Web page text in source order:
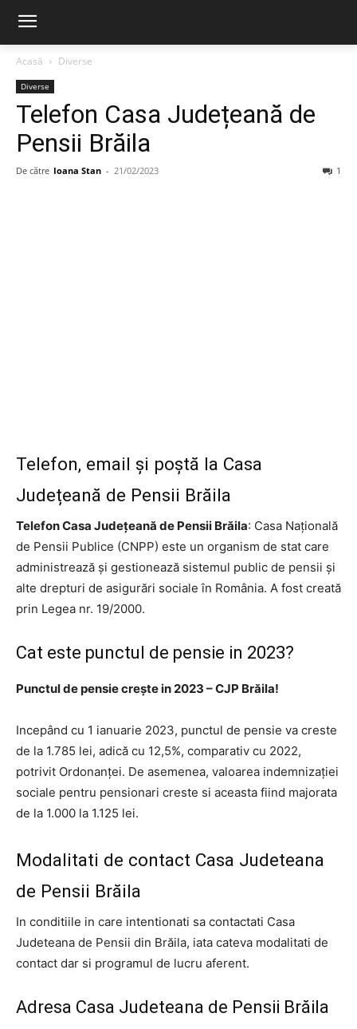
Acasă Diverse
Diverse
Telefon Casa Județeană de
Pensii Brăila
De către Ioana Stan - 21/02/2023 1
Telefon, email și poștă la Casa
Județeană de Pensii Brăila
Telefon Casa Județeană de Pensii Brăila: Casa Națională
de Pensii Publice (CNPP) este un organism de stat care
administrează și gestionează sistemul public de pensii și
alte drepturi de asigurări sociale în România. A fost creată
prin Legea nr. 19/2000.
Cat este punctul de pensie in 2023?
Punctul de pensie crește in 2023 – CJP Brăila!
Incepând cu 1 ianuarie 2023, punctul de pensie va creste
de la 1.785 lei, adică cu 12,5%, comparativ cu 2022,
potrivit Ordonanței. De asemenea, valoarea indemnizației
sociale pentru pensionari creste si aceasta fiind majorata
de la 1.000 la 1.125 lei.
Modalitati de contact Casa Judeteana
de Pensii Brăila
In conditiile in care intentionati sa contactati Casa
Judeteana de Pensii din Brăila, iata cateva modalitati de
contact dar si programul de lucru aferent.
Adresa Casa Judeteana de Pensii Brăila